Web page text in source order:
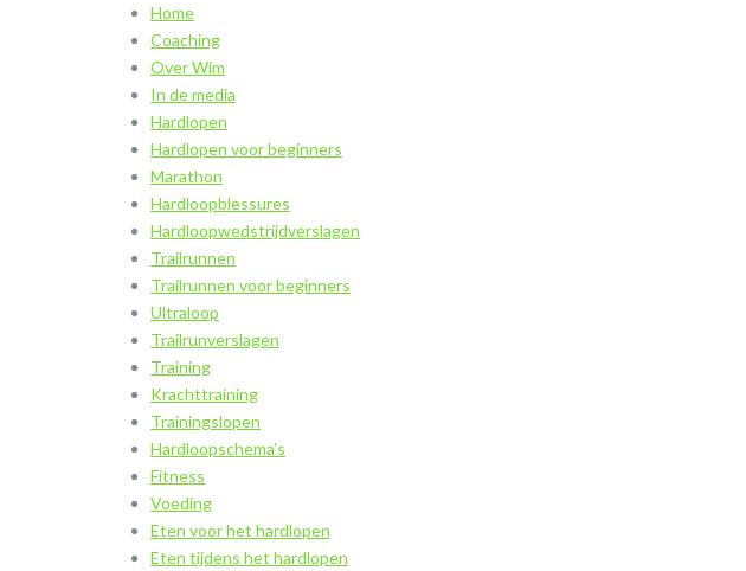
Home
Coaching
Over Wim
In de media
Hardlopen
Hardlopen voor beginners
Marathon
Hardloopblessures
Hardloopwedstrijdverslagen
Trailrunnen
Trailrunnen voor beginners
Ultraloop
Trailrunverslagen
Training
Krachttraining
Trainingslopen
Hardloopschema’s
Fitness
Voeding
Eten voor het hardlopen
Eten tijdens het hardlopen